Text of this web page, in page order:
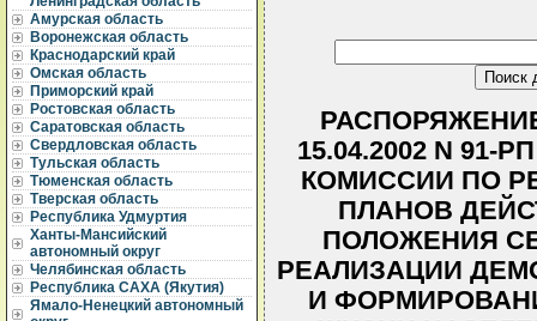
Амурская область
Воронежская область
Краснодарский край
Омская область
Приморский край
Ростовская область
Саратовская область
Свердловская область
Тульская область
Тюменская область
Тверская область
Республика Удмуртия
Ханты-Мансийский
автономный округ
Челябинская область
Республика САХА (Якутия)
Ямало-Ненецкий автономный
15.04.2002 N
КОМИССИИ ПО
ПЛАНОВ
ПОЛОЖЕНИЯ
РЕАЛИЗАЦИИ
И